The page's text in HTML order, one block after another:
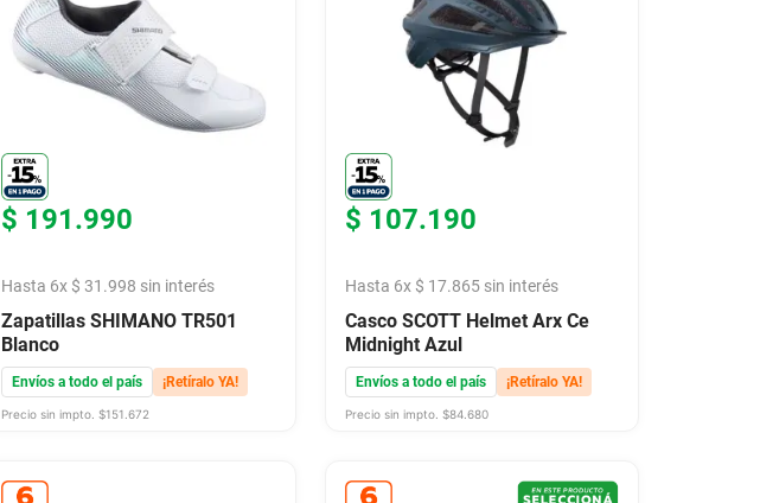
$ 191.990
Hasta 6x $ 31 .998 sin interés
Zapatillas SHIMANO TR501
Blanco
Envíos a todo el país ¡Retíralo YA!
Precio sin impto. $151.672
$ 107.190
Hasta 6x $ 17.865sin interés
Casco SCOTT Helmet Arx Ce
Midnight Azul
Envíos a todo el país ¡Retíralo YA!
Precio sin impto. $84.680